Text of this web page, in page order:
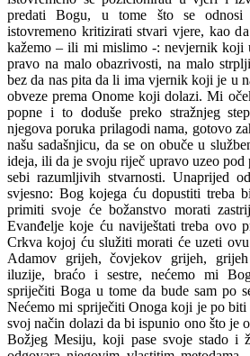
predati Bogu, u tome što se odnosi
istovremeno kritizirati stvari vjere, kao
kažemo – ili mi mislimo -: nevjernik koji
pravo na malo obazrivosti, na malo
bez da nas pita da li ima vjernik koji je u
obveze prema Onome koji dolazi. Mi
popne i to doduše preko stražnjeg
njegova poruka prilagodi nama, gotovo
našu sadašnjicu, da se on obuče u
ideja, ili da je svoju riječ upravo uzeo pod
sebi razumljivih stvarnosti. Unaprijed
svjesno: Bog kojega ću dopustiti treba
primiti svoje će božanstvo morati
Evanđelje koje ću naviještati treba ovo
Crkva kojoj ću služiti morati će uzeti
Adamov grijeh, čovjekov grijeh,
iluzije, braćo i sestre, nećemo mi
spriječiti Boga u tome da bude sam po
Nećemo mi spriječiti Onoga koji je po
svoj način dolazi da bi ispunio ono što je
Božjeg Mesiju, koji pase svoje stado i